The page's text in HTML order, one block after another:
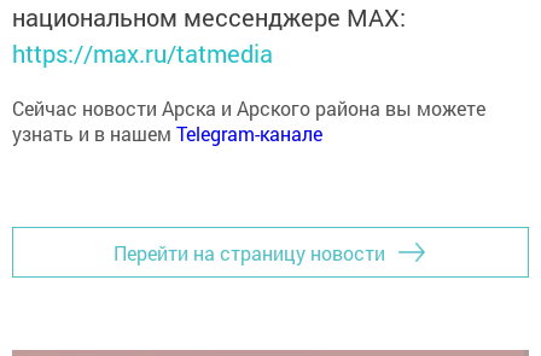
национальном мессенджере MАХ:
https://max.ru/tatmedia
Сейчас новости Арска и Арского района вы можете
узнать и в нашем Telegram-канале
Перейти на страницу новости